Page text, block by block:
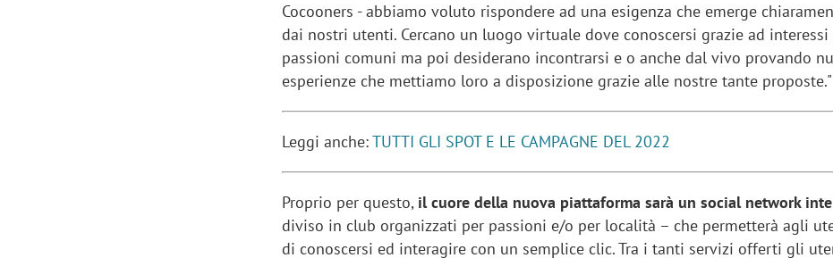
Cocooners - abbiamo voluto rispondere ad una esigenza che emerge
dai nostri utenti. Cercano un luogo virtuale dove conoscersi grazie ad interessi
passioni comuni ma poi desiderano incontrarsi e o anche dal vivo provando
esperienze che mettiamo loro a disposizione grazie alle nostre tante proposte."
Leggi anche:TUTTI GLI SPOT E LE CAMPAGNE DEL 2022
Proprio per questo, il cuore della nuova piattaforma sarà un social network
diviso in club organizzati per passioni e/o per località – che permetterà agli
di conoscersi ed interagire con un semplice clic. Tra i tanti servizi offerti gli